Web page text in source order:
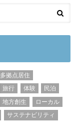
多拠点居住
旅行 体験
民泊
地方創生
ローカル
サステナビリティ